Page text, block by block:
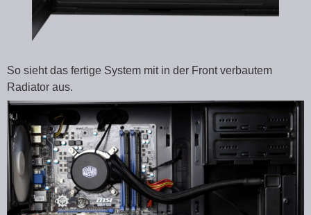
So sieht das fertige System mit in der Front verbautem
Radiator aus.